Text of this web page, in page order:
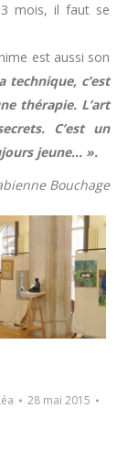
3 mois, il faut se
est aussi son
technique, c’est
thérapie. L’art
C’est un
jeune… ».
Bouchage
28 mai 2015